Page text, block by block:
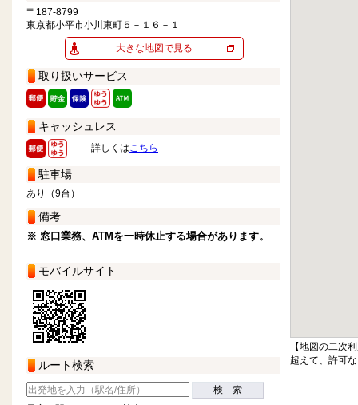
〒187-8799
東京都小平市小川東町５－１６－１
大きな地図で見る
取り扱いサービス
キャッシュレス
詳しくはこちら
駐車場
あり（9台）
備考
※ 窓口業務、ATMを一時休止する場合があります。
モバイルサイト
ルート検索
検 索
【地図の二次
超えて、許可